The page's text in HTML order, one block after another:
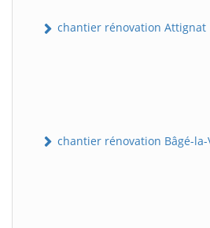
chantier rénovation Attignat
chantier rénovation Bâgé-la-